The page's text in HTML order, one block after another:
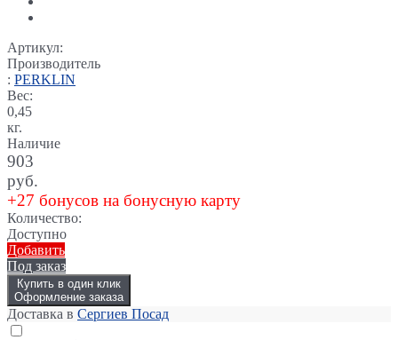
Артикул:
Производитель
: PERKLIN
Вес:
0,45
кг.
Наличие
903
руб.
+27 бонусов на бонусную карту
Количество:
Доступно
Добавить
Под заказ
Купить в один клик
Оформление заказа
Доставка в Сергиев Посад